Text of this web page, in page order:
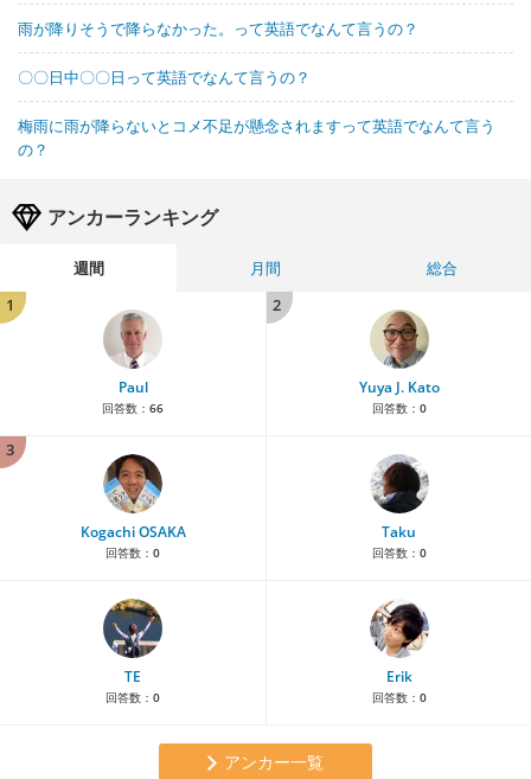
雨が降りそうで降らなかった。って英語でなんて言うの？
〇〇日中〇〇日って英語でなんて言うの？
梅雨に雨が降らないとコメ不足が懸念されますって英語でなんて言う
の？
アンカーランキング
週間 月間
総合
1
Paul
回答数： 66
2
Yuya J. Kato
回答数： 0
3
Kogachi OSAKA
回答数： 0
Taku
回答数： 0
TE
回答数： 0
Erik
回答数： 0
アンカー一覧